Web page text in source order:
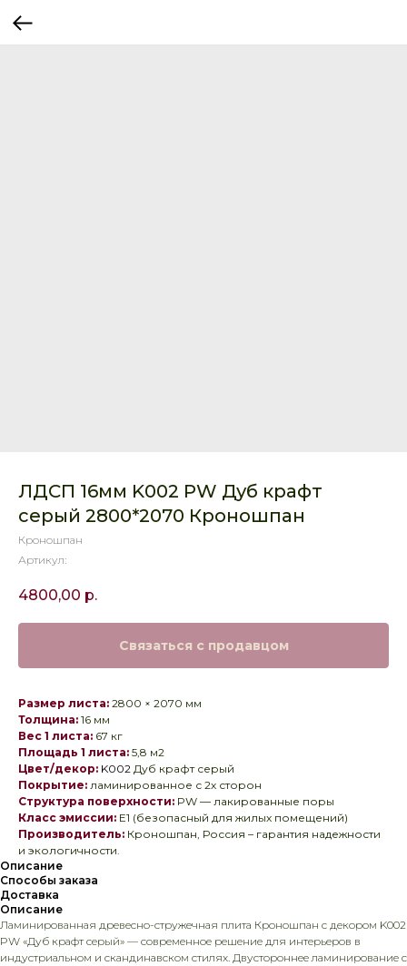
ЛДСП 16мм K002 PW Дуб крафт
серый 2800*2070 Кроношпан
Кроношпан
Артикул:
4800,00 р.
Связаться с продавцом
Размер листа: 2800 × 2070 мм
Толщина: 16 мм
Вес 1 листа: 67 кг
Площадь 1 листа: 5,8 м2
Цвет/декор: K002 Дуб крафт серый
Покрытие: ламинированное с 2х сторон
Структура поверхности: PW — лакированные поры
Класс эмиссии: E1 (безопасный для жилых помещений)
Производитель: Кроношпан, Россия – гарантия надежности
и экологичности.
Описание
Способы заказа
Доставка
Описание
Ламинированная древесно-стружечная плита Кроношпан с декором K002
PW «Дуб крафт серый» — современное решение для интерьеров в
индустриальном и скандинавском стилях. Двустороннее ламинирование с